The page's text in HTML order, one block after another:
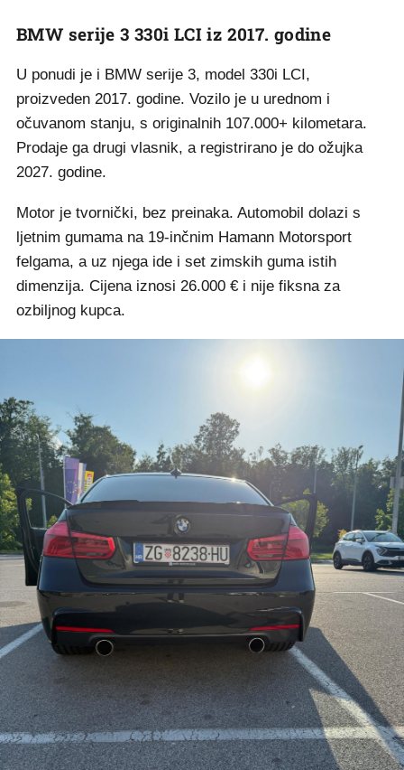
BMW serije 3 330i LCI iz 2017. godine
U ponudi je i BMW serije 3, model 330i LCI,
proizveden 2017. godine. Vozilo je u urednom i
očuvanom stanju, s originalnih 107.000+ kilometara.
Prodaje ga drugi vlasnik, a registrirano je do ožujka
2027. godine.
Motor je tvornički, bez preinaka. Automobil dolazi s
ljetnim gumama na 19-inčnim Hamann Motorsport
felgama, a uz njega ide i set zimskih guma istih
dimenzija. Cijena iznosi 26.000 € i nije fiksna za
ozbiljnog kupca.